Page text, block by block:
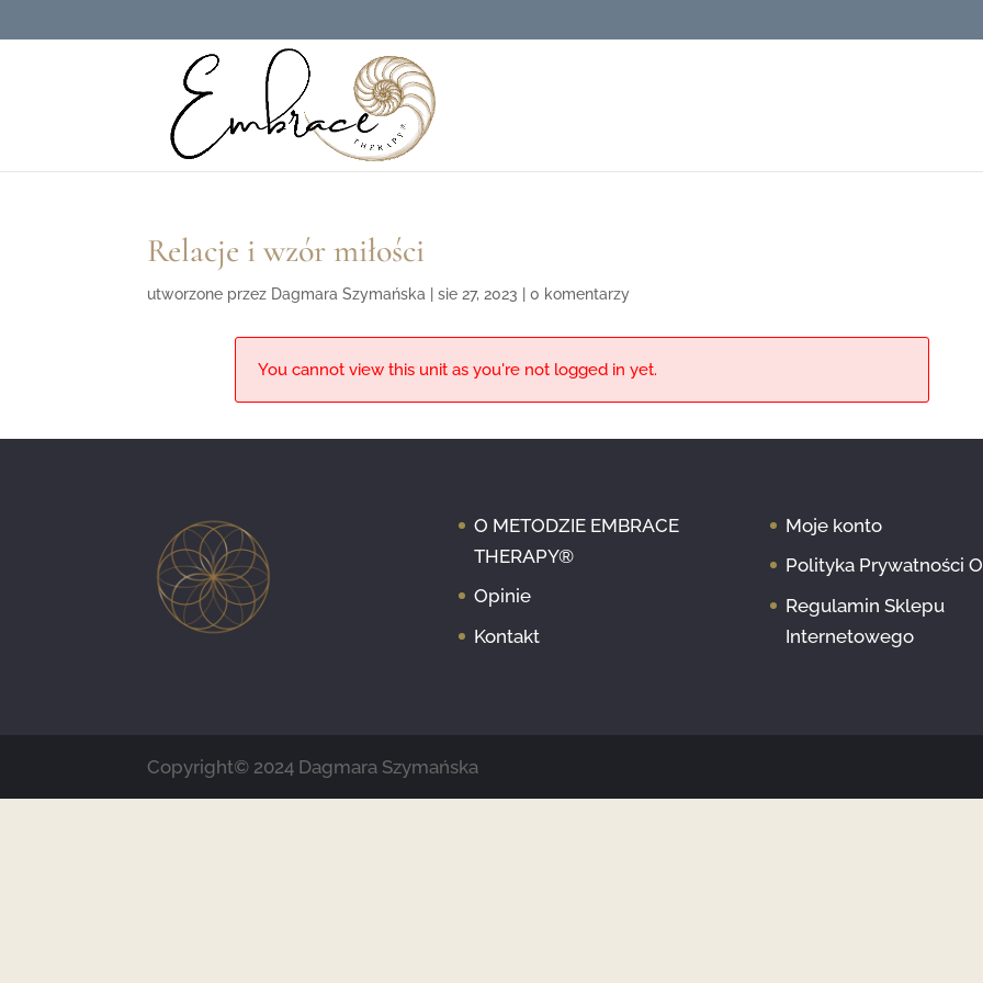
Relacje i wzór miłości
utworzone przez Dagmara Szymańska |sie 27, 2023 |0 komentarzy
You cannot view this unit as you're not logged in yet.
O METODZIE EMBRACE
THERAPY®
Opinie
Kontakt
Moje konto
Polityka Prywatności
Regulamin Sklepu
Internetowego
Copyright© 2024 Dagmara Szymańska